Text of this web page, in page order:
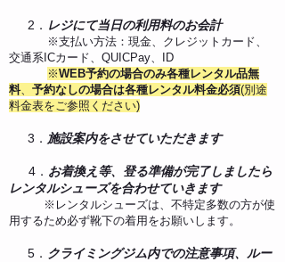
2． レジにて当日の利用料のお会計
※支払い方法：現金、クレジットカード、
交通系ICカード、QUICPay、ID
※WEB予約の場合のみ各種レンタル品無
料、 予約なしの場合は各種レンタル料金必須(別途
料金表をご参照ください)
3． 施設案内をさせていただきます
4． お着換え等、登る準備が完了しましたら
レンタルシューズを合わせていきます
※レンタルシューズは、不特定多数の方が使
用するため必ず靴下の着用をお願いします。
5． クライミングジム内での注意事項、ルー